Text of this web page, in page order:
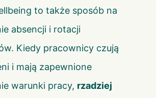
to także sposób na
absencji i rotacji
Kiedy pracownicy czują
i mają zapewnione
warunki pracy, rzadziej